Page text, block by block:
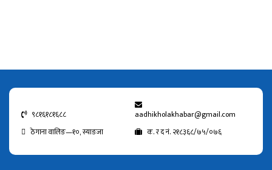
९८१६१८१६८८
aadhikholakhabar@gmail.com
ठेगाना वालिङ—१०, स्याङजा
क. र द नं. २१८३६८/७५/०७६